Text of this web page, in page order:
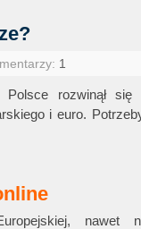
1
rozwinął
i euro.
nawet